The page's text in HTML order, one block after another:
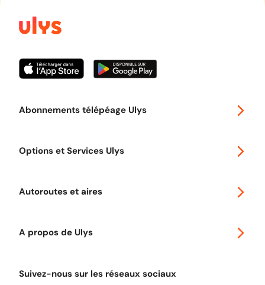
Abonnements télépéage Ulys
Options et Services Ulys
Autoroutes et aires
A propos de Ulys
Suivez-nous sur les réseaux sociaux